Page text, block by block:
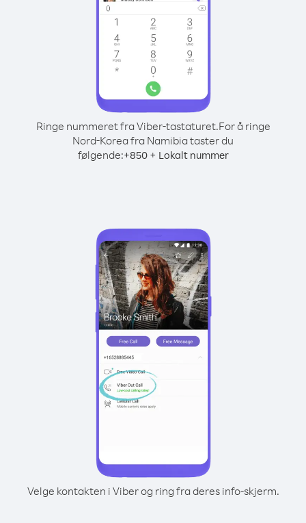
Ringe nummeret fra Viber-tastaturet.For å ringe
Nord-Korea fra Namibia taster du
følgende:+850+ Lokalt nummer
Velge kontakten i Viber og ring fra deres info-skjerm.